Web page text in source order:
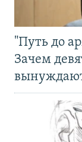
"Путь до
Зачем